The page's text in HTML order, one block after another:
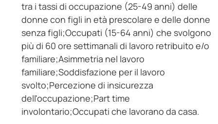
tra i tassi di occupazione (25-49 anni) delle
donne con figli in età prescolare e delle donne
senza figli;Occupati (15-64 anni) che svolgono
più di 60 ore settimanali di lavoro retribuito e/o
familiare;Asimmetria nel lavoro
familiare;Soddisfazione per il lavoro
svolto;Percezione di insicurezza
dell'occupazione;Part time
involontario;Occupati che lavorano da casa.